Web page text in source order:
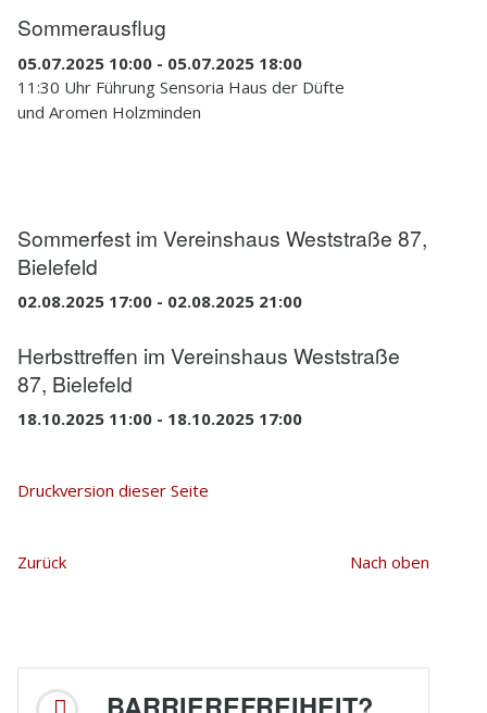
Sommerausflug
05.07.2025 10:00 - 05.07.2025 18:00
11:30 Uhr Führung Sensoria Haus der Düfte
und Aromen Holzminden
Sommerfest im Vereinshaus Weststraße 87,
Bielefeld
02.08.2025 17:00 - 02.08.2025 21:00
Herbsttreffen im Vereinshaus Weststraße
87, Bielefeld
18.10.2025 11:00 - 18.10.2025 17:00
Druckversion dieser Seite
Zurück Nach oben